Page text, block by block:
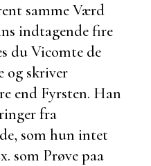
samme Værd
indtagende fire
du Vicomte de
og skriver
end Fyrsten. Han
fra
som hun intet
som Prøve paa